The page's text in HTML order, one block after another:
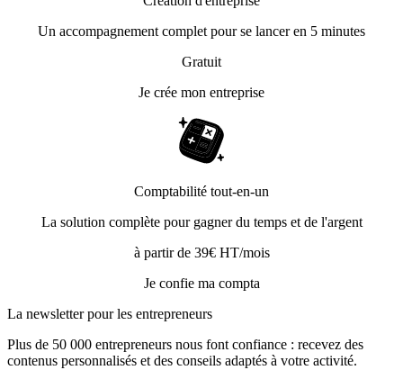
Un accompagnement complet pour se lancer en 5 minutes
Gratuit
Je crée mon entreprise
Comptabilité tout-en-un
La solution complète pour gagner du temps et de l'argent
à partir de 39€ HT/mois
Je confie ma compta
La newsletter pour les entrepreneurs
Plus de 50 000 entrepreneurs nous font confiance : recevez des
contenus personnalisés et des conseils adaptés à votre activité.